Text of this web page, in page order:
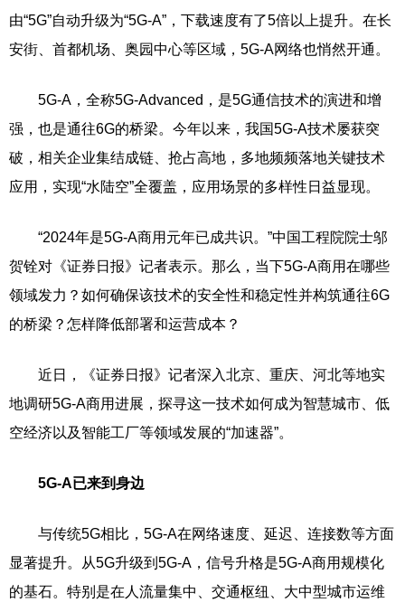
由“5G”自动升级为“5G-A”，下载速度有了5倍以上提升。在长
安街、首都机场、奥园中心等区域，5G-A网络也悄然开通。
5G-A，全称5G-Advanced，是5G通信技术的演进和增
强，也是通往6G的桥梁。今年以来，我国5G-A技术屡获突
破，相关企业集结成链、抢占高地，多地频频落地关键技术
应用，实现“水陆空”全覆盖，应用场景的多样性日益显现。
“2024年是5G-A商用元年已成共识。”中国工程院院士邬
贺铨对《证券日报》记者表示。那么，当下5G-A商用在哪些
领域发力？如何确保该技术的安全性和稳定性并构筑通往6G
的桥梁？怎样降低部署和运营成本？
近日，《证券日报》记者深入北京、重庆、河北等地实
地调研5G-A商用进展，探寻这一技术如何成为智慧城市、低
空经济以及智能工厂等领域发展的“加速器”。
5G-A已来到身边
与传统5G相比，5G-A在网络速度、延迟、连接数等方面
显著提升。从5G升级到5G-A，信号升格是5G-A商用规模化
的基石。特别是在人流量集中、交通枢纽、大中型城市运维